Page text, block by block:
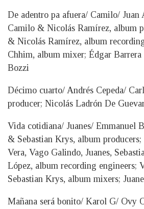
De adentro pa afuera/ Camilo/ Juan
Camilo & Nicolás Ramírez, album
& Nicolás Ramírez, album
Chhim, album mixer; Édgar
Bozzi
Décimo cuarto/ Andrés Cepeda/
producer; Nicolás Ladrón De
Vida cotidiana/ Juanes/ Emmanuel
& Sebastian Krys, album
Vera, Vago Galindo, Juanes,
López, album recording engineers;
Sebastian Krys, album mixers;
Mañana será bonito/ Karol G/ Ovy